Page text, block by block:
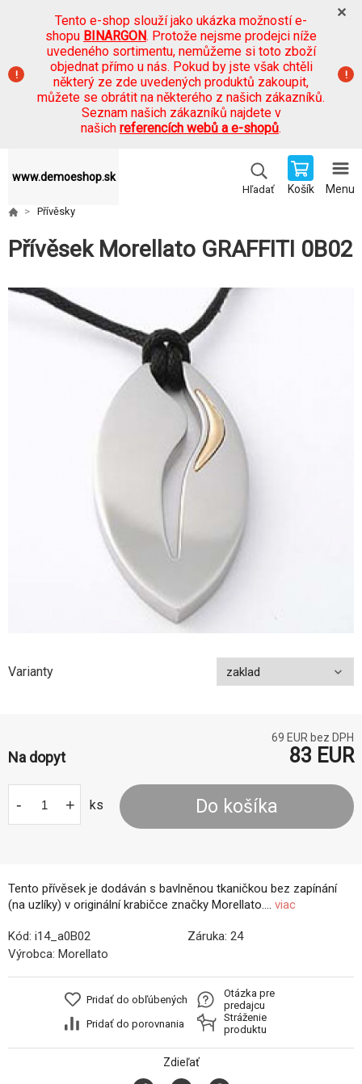
Tento e-shop slouží jako ukázka možností e-
shopu BINARGON. Protože nejsme prodejci níže
uvedeného sortimentu, nemůžeme si toto zboží
objednat přímo u nás. Pokud by jste však chtěli
některý ze zde uvedených produktů zakoupit,
můžete se obrátit na některého z našich zákazníků.
Seznam našich zákazníků najdete v
našich referencích webů a e-shopů.
www.demoeshop.sk
Hľadať Košík Menu
Přívěsky
Přívěsek Morellato GRAFFITI 0B02
Tento přívěsek je dodáván s bavlněnou tkaničkou bez zapínání
(na uzlíky) v originální krabičce značky Morellato.... viac
Varianty
69 EUR bez DPH
Na dopyt 83 EUR
- + ks Do košíka
Kód: i14_a0B02 Záruka: 24
Výrobca: Morellato
Pridať do obľúbených
Pridať do porovnania
Otázka pre
predajcu
Stráženie
produktu
Zdieľať